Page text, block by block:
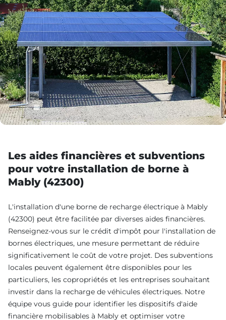
Les aides financières et subventions
pour votre installation de borne à
Mably (42300)
L'installation d'une borne de recharge électrique à Mably
(42300) peut être facilitée par diverses aides financières.
Renseignez-vous sur le crédit d'impôt pour l'installation de
bornes électriques, une mesure permettant de réduire
significativement le coût de votre projet. Des subventions
locales peuvent également être disponibles pour les
particuliers, les copropriétés et les entreprises souhaitant
investir dans la recharge de véhicules électriques. Notre
équipe vous guide pour identifier les dispositifs d'aide
financière mobilisables à Mably et optimiser votre